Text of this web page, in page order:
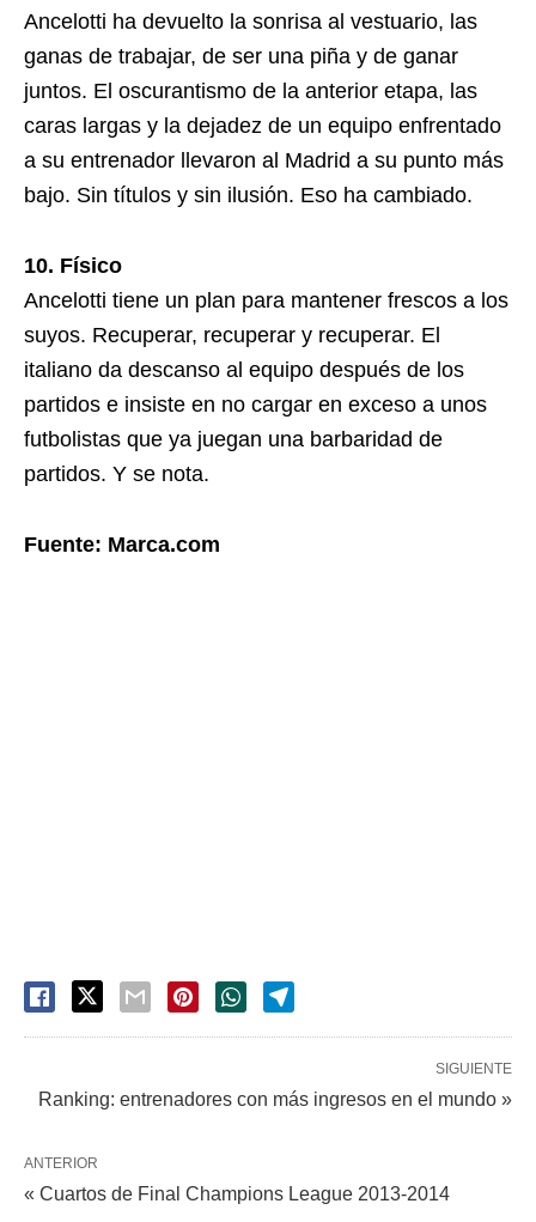
Ancelotti ha devuelto la sonrisa al vestuario, las
ganas de trabajar, de ser una piña y de ganar
juntos. El oscurantismo de la anterior etapa, las
caras largas y la dejadez de un equipo enfrentado
a su entrenador llevaron al Madrid a su punto más
bajo. Sin títulos y sin ilusión. Eso ha cambiado.
10. Físico
Ancelotti tiene un plan para mantener frescos a los
suyos. Recuperar, recuperar y recuperar. El
italiano da descanso al equipo después de los
partidos e insiste en no cargar en exceso a unos
futbolistas que ya juegan una barbaridad de
partidos. Y se nota.
Fuente: Marca.com
SIGUIENTE
Ranking: entrenadores con más ingresos en el mundo »
ANTERIOR
« Cuartos de Final Champions League 2013-2014